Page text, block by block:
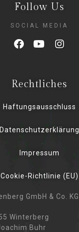
Follow Us
SOCIAL MEDIA
Rechtliches
Haftungsausschluss
Datenschutzerklärung
Impressum
Cookie-Richtlinie (EU)
GmbH & Co. KG
Winterberg
Buhr